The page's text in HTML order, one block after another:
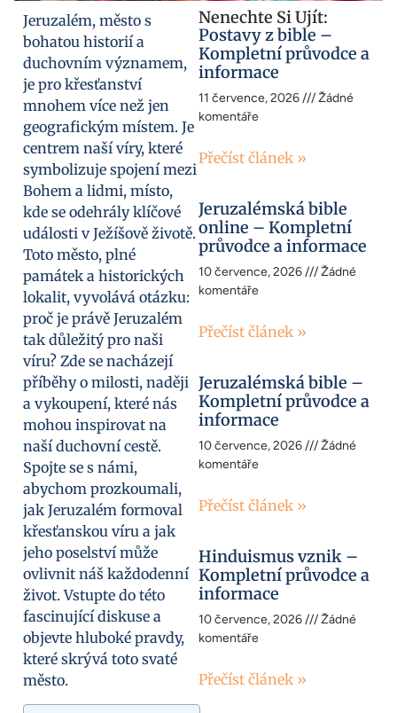
Jeruzalém, město s
bohatou historií a
duchovním významem,
je pro křesťanství
mnohem více než jen
geografickým místem. Je
centrem naší víry, které
symbolizuje spojení mezi
Bohem a lidmi, místo,
kde se odehrály klíčové
události v Ježíšově životě.
Toto město, plné
památek a historických
lokalit, vyvolává otázku:
proč je právě Jeruzalém
tak důležitý pro naši
víru? Zde se nacházejí
příběhy o milosti, naději
a vykoupení, které nás
mohou inspirovat na
naší duchovní cestě.
Spojte se s námi,
abychom prozkoumali,
jak Jeruzalém formoval
křesťanskou víru a jak
jeho poselství může
ovlivnit náš každodenní
život. Vstupte do této
fascinující diskuse a
objevte hluboké pravdy,
které skrývá toto svaté
město.
Nenechte Si Ujít:
Postavy z bible –
Kompletní průvodce a
informace
11 července, 2026
Žádné
komentáře
Přečíst článek »
Jeruzalémská bible
online – Kompletní
průvodce a informace
10 července, 2026
Žádné
komentáře
Přečíst článek »
Jeruzalémská bible –
Kompletní průvodce a
informace
10 července, 2026
Žádné
komentáře
Přečíst článek »
Hinduismus vznik –
Kompletní průvodce a
informace
10 července, 2026
Žádné
komentáře
Přečíst článek »